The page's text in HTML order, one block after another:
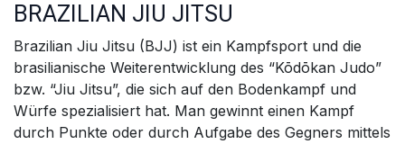
BRAZILIAN JIU JITSU
Brazilian Jiu Jitsu (BJJ) ist ein Kampfsport und die
brasilianische Weiterentwicklung des “Kōdōkan Judo”
bzw. “Jiu Jitsu”, die sich auf den Bodenkampf und
Würfe spezialisiert hat. Man gewinnt einen Kampf
durch Punkte oder durch Aufgabe des Gegners mittels